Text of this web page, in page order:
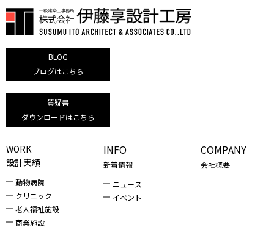
BLOG
ブログはこちら
質疑書
ダウンロードはこちら
WORK
設計実績
動物病院
クリニック
老人福祉施設
商業施設
INFO
新着情報
ニュース
イベント
COMPANY
会社概要